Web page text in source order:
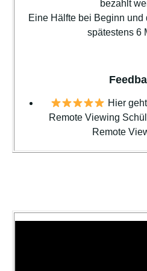
bezahlt
Eine Hälfte bei Beginn
spätestens 6
Hier
Remote Viewing
Remote